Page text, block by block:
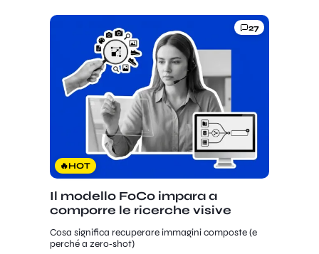
27
🔥HOT
Il modello FoCo impara a
comporre le ricerche visive
Cosa significa recuperare immagini composte (e
perché a zero‑shot)